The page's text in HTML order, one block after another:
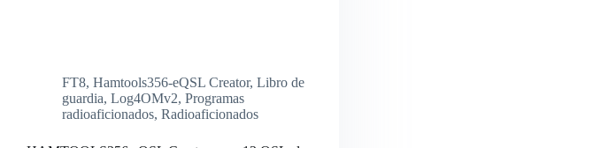
FT8, Hamtools356-eQSL Creator, Libro de
guardia, Log4OMv2, Programas
radioaficionados, Radioaficionados